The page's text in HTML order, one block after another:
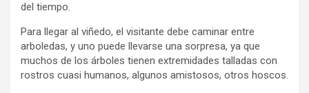
del tiempo.
Para llegar al viñedo, el visitante debe caminar entre
arboledas, y uno puede llevarse una sorpresa, ya que
muchos de los árboles tienen extremidades talladas con
rostros cuasi humanos, algunos amistosos, otros hoscos.